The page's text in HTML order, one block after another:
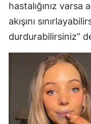
hastalığınız varsa
akışını
durdurabilirsiniz”